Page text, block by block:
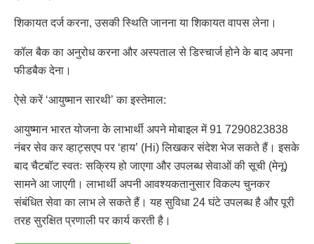
शिकायत दर्ज करना, उसकी स्थिति जानना या शिकायत वापस लेना।
कॉल बैक का अनुरोध करना और अस्पताल से डिस्चार्ज होने के बाद अपना
फीडबैक देना।
ऐसे करें ‘आयुष्मान सारथी’ का इस्तेमाल:
आयुष्मान भारत योजना के लाभार्थी अपने मोबाइल में 91 7290823838
नंबर सेव कर व्हाट्सएप पर ‘हाय’ (Hi) लिखकर संदेश भेज सकते हैं। इसके
बाद चैटबॉट स्वतः सक्रिय हो जाएगा और उपलब्ध सेवाओं की सूची (मेनू)
सामने आ जाएगी। लाभार्थी अपनी आवश्यकतानुसार विकल्प चुनकर
संबंधित सेवा का लाभ ले सकते हैं। यह सुविधा 24 घंटे उपलब्ध है और पूरी
तरह सुरक्षित प्रणाली पर कार्य करती है।